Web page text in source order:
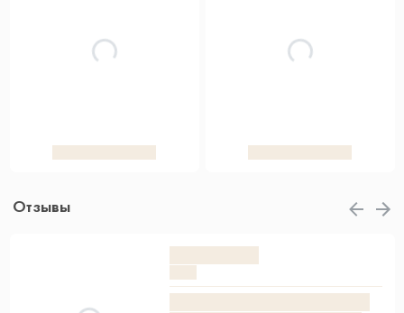
Отзывы